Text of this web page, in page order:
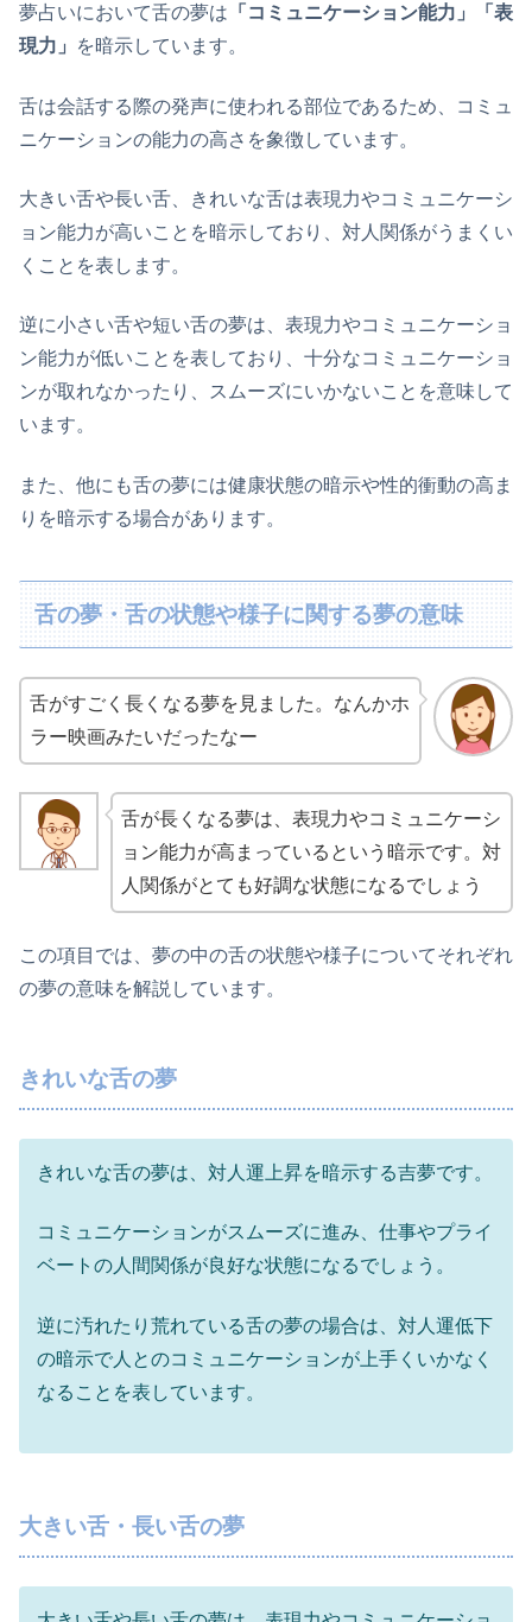
夢占いにおいて舌の夢は 「コミュニケーション能力」「表
現力」
を暗示しています。
舌は会話する際の発声に使われる部位であるため、コミュ
ニケーションの能力の高さを象徴しています。
大きい舌や長い舌、きれいな舌は表現力やコミュニケーシ
ョン能力が高いことを暗示しており、対人関係がうまくい
くことを表します。
逆に小さい舌や短い舌の夢は、表現力やコミュニケーショ
ン能力が低いことを表しており、十分なコミュニケーショ
ンが取れなかったり、スムーズにいかないことを意味して
います。
また、他にも舌の夢には健康状態の暗示や性的衝動の高ま
りを暗示する場合があります。
舌の夢・舌の状態や様子に関する夢の意味
舌がすごく長くなる夢を見ました。なんかホ
ラー映画みたいだったなー
舌が長くなる夢は、表現力やコミュニケーシ
ョン能力が高まっているという暗示です。対
人関係がとても好調な状態になるでしょう
この項目では、夢の中の舌の状態や様子についてそれぞれ
の夢の意味を解説しています。
きれいな舌の夢
きれいな舌の夢は、対人運上昇を暗示する吉夢です。
コミュニケーションがスムーズに進み、仕事やプライ
ベートの人間関係が良好な状態になるでしょう。
逆に汚れたり荒れている舌の夢の場合は、対人運低下
の暗示で人とのコミュニケーションが上手くいかなく
なることを表しています。
大きい舌・長い舌の夢